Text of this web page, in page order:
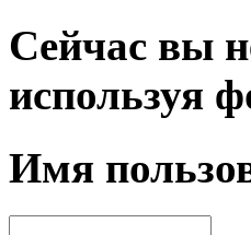
Сейчас вы
используя
Имя